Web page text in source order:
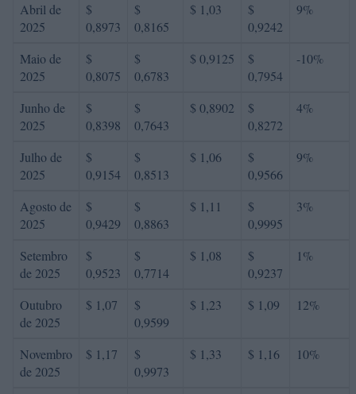
Abril de
2025
$
0,8973
$
0,8165
$ 1,03
$
0,9242
9%
Maio de
2025
$
0,8075
$
0,6783
$ 0,9125
$
0,7954
-10%
Junho de
2025
$
0,8398
$
0,7643
$ 0,8902
$
0,8272
4%
Julho de
2025
$
0,9154
$
0,8513
$ 1,06
$
0,9566
9%
Agosto de
2025
$
0,9429
$
0,8863
$ 1,11
$
0,9995
3%
Setembro
de 2025
$
0,9523
$
0,7714
$ 1,08
$
0,9237
1%
Outubro
de 2025
$ 1,07
$
0,9599
$ 1,23 $ 1,09 12%
Novembro
de 2025
$ 1,17
$
0,9973
$ 1,33 $ 1,16 10%